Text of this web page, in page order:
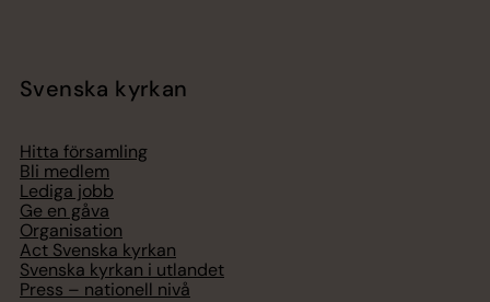
Svenska kyrkan
Hitta församling
Bli medlem
Lediga jobb
Ge en gåva
Organisation
Act Svenska kyrkan
Svenska kyrkan i utlandet
Press – nationell nivå